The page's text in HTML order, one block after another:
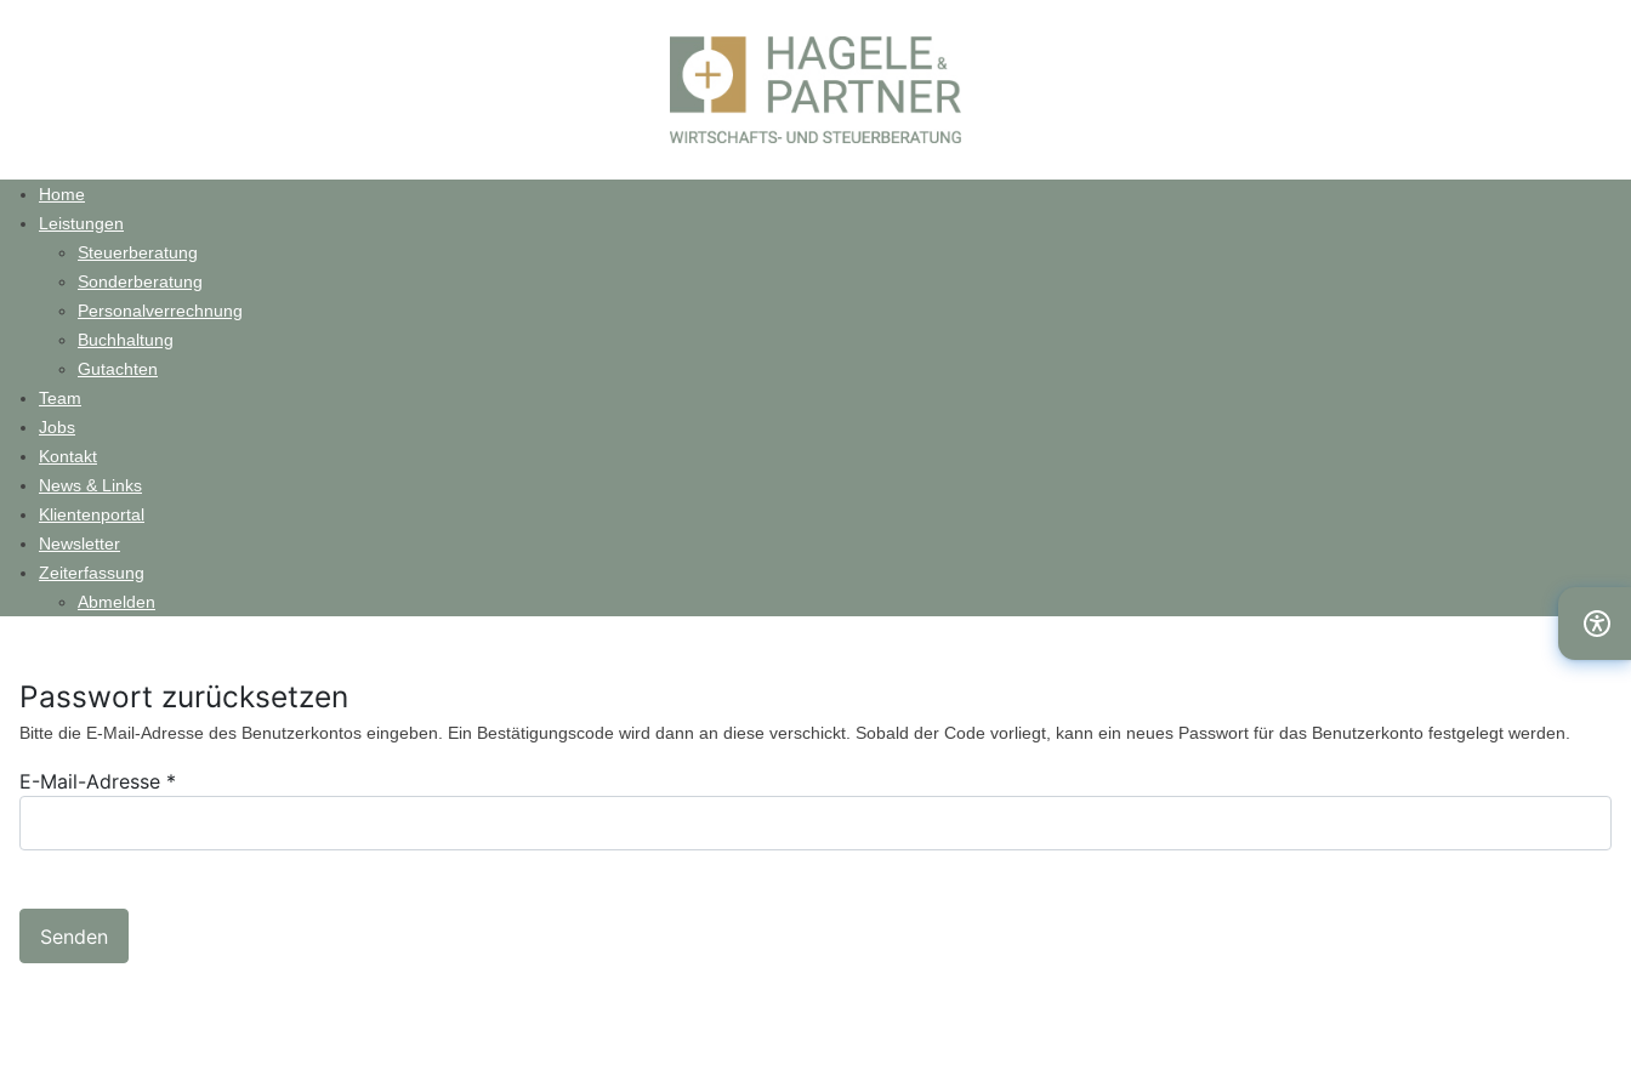
Home
Leistungen
Steuerberatung
Sonderberatung
Personalverrechnung
Buchhaltung
Gutachten
Team
Jobs
Kontakt
News & Links
Klientenportal
Newsletter
Zeiterfassung
Abmelden
Passwort zurücksetzen
Bitte die E-Mail-Adresse des Benutzerkontos eingeben. Ein Bestätigungscode wird dann an diese verschickt. Sobald der Code vorliegt, kann ein neues Passwort für das Benutzerkonto festgelegt werden.
E-Mail-Adresse *
Senden